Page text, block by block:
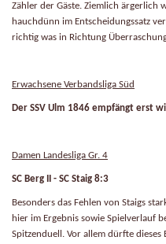
Zähler der Gäste. Ziemlich ärgerlich
hauchdünn im Entscheidungssatz
richtig was in Richtung
Erwachsene Verbandsliga Süd
Der SSV Ulm 1846 empfängt erst
Damen Landesliga Gr. 4
SC Berg II - SC Staig 8:3
Besonders das Fehlen von Staigs
hier im Ergebnis sowie Spielverlauf
Spitzenduell. Vor allem dürfte